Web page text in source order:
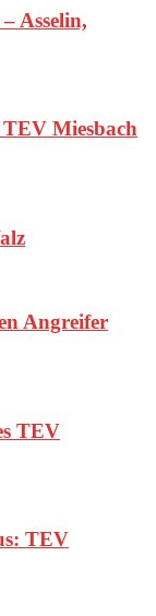
Asselin,
Miesbach
Angreifer
TEV
TEV